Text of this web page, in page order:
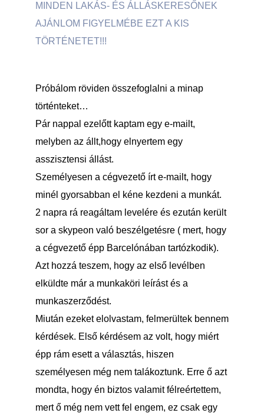
MINDEN LAKÁS- ÉS ÁLLÁSKERESŐNEK
AJÁNLOM FIGYELMÉBE EZT A KIS
TÖRTÉNETET!!!
Próbálom röviden összefoglalni a minap
történteket…
Pár nappal ezelőtt kaptam egy e-mailt,
melyben az állt,hogy elnyertem egy
asszisztensi állást.
Személyesen a cégvezető írt e-mailt, hogy
minél gyorsabban el kéne kezdeni a munkát.
2 napra rá reagáltam levelére és ezután került
sor a skypeon való beszélgetésre ( mert, hogy
a cégvezető épp Barcelónában tartózkodik).
Azt hozzá teszem, hogy az első levélben
elküldte már a munkaköri leírást és a
munkaszerződést.
Miután ezeket elolvastam, felmerültek bennem
kérdések. Első kérdésem az volt, hogy miért
épp rám esett a választás, hiszen
személyesen még nem talákoztunk. Erre ő azt
mondta, hogy én biztos valamit félreértettem,
mert ő még nem vett fel engem, ez csak egy